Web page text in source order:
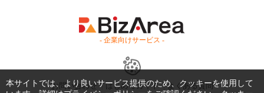
- 企業向けサービス -
お問い合わせ はじめてガイド よくある質問
本サイトでは、より良いサービス提供のため、クッキーを使用して